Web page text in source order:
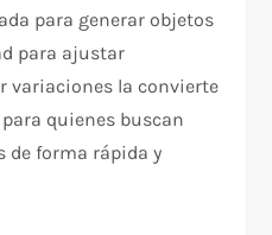
para generar objetos
para ajustar
variaciones la convierte
quienes buscan
de forma rápida y